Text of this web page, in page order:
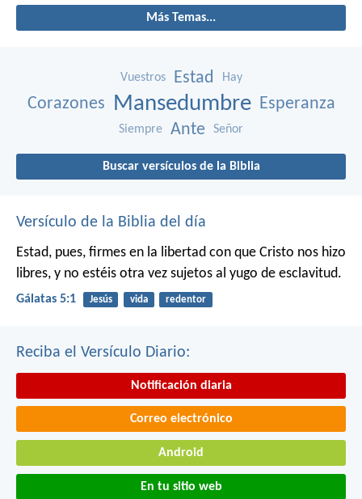
Más Temas...
Vuestros Estad Hay
Corazones Mansedumbre Esperanza
Siempre Ante Señor
Buscar versículos de la Biblia
Versículo de la Biblia del día
Estad, pues, firmes en la libertad con que Cristo nos hizo
libres, y no estéis otra vez sujetos al yugo de esclavitud.
Gálatas 5:1 Jesús vida redentor
Reciba el Versículo Diario:
Notificación diaria
Correo electrónico
Android
En tu sitio web